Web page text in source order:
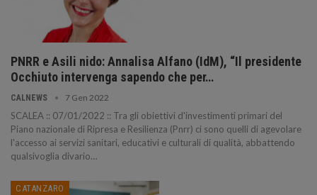
PNRR e Asili nido: Annalisa Alfano (IdM), “Il presidente
Occhiuto intervenga sapendo che per…
CALNEWS 7 Gen 2022
SCALEA :: 07/01/2022 :: Tra gli obiettivi d'investimenti primari del
Piano nazionale di Ripresa e Resilienza (Pnrr) ci sono quelli di agevolare
l'accesso ai servizi sanitari, educativi e culturali di qualità, abbattendo
qualsivoglia divario…
CATANZARO